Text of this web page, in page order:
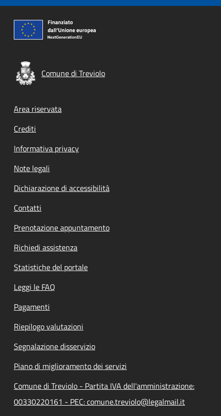
Comune di Treviolo
Footer menu
Area riservata
Crediti
Informativa privacy
Note legali
Dichiarazione di accessibilità
Contatti
Prenotazione appuntamento
Richiedi assistenza
Statistiche del portale
Leggi le FAQ
Pagamenti
Riepilogo valutazioni
Segnalazione disservizio
Piano di miglioramento dei servizi
Comune di Treviolo - Partita IVA dell'amministrazione:
00330220161 - PEC: comune.treviolo@legalmail.it